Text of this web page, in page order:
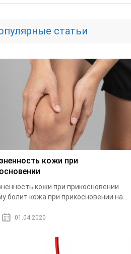
статьи
кожи при
кожи при прикосновении
болит кожа при прикосновении на...
01.04.2020